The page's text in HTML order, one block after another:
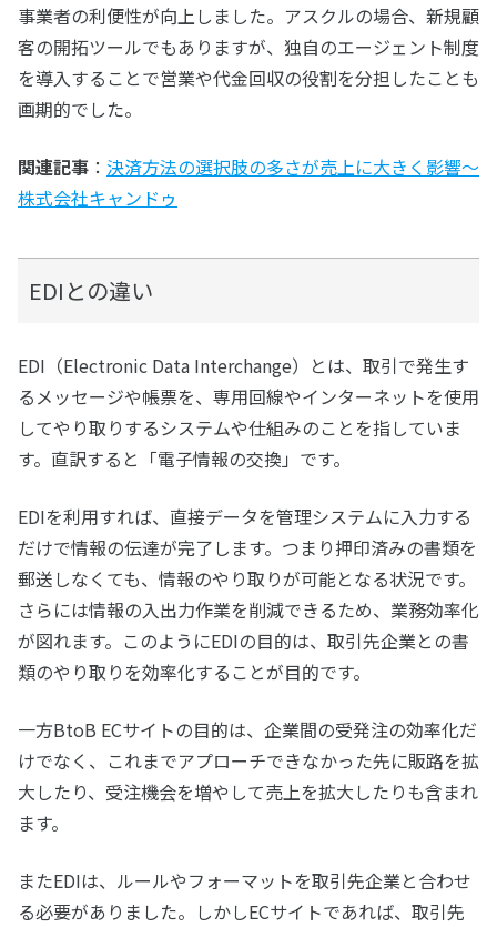
事業者の利便性が向上しました。アスクルの場合、新規顧
客の開拓ツールでもありますが、独自のエージェント制度
を導入することで営業や代金回収の役割を分担したことも
画期的でした。
関連記事 ： 決済方法の選択肢の多さが売上に大きく影響～
株式会社キャンドゥ
EDIとの違い
EDI（Electronic Data Interchange）とは、取引で発生す
るメッセージや帳票を、専用回線やインターネットを使用
してやり取りするシステムや仕組みのことを指していま
す。直訳すると「電子情報の交換」です。
EDIを利用すれば、直接データを管理システムに入力する
だけで情報の伝達が完了します。つまり押印済みの書類を
郵送しなくても、情報のやり取りが可能となる状況です。
さらには情報の入出力作業を削減できるため、業務効率化
が図れます。このようにEDIの目的は、取引先企業との書
類のやり取りを効率化することが目的です。
一方BtoB ECサイトの目的は、企業間の受発注の効率化だ
けでなく、これまでアプローチできなかった先に販路を拡
大したり、受注機会を増やして売上を拡大したりも含まれ
ます。
またEDIは、ルールやフォーマットを取引先企業と合わせ
る必要がありました。しかしECサイトであれば、取引先